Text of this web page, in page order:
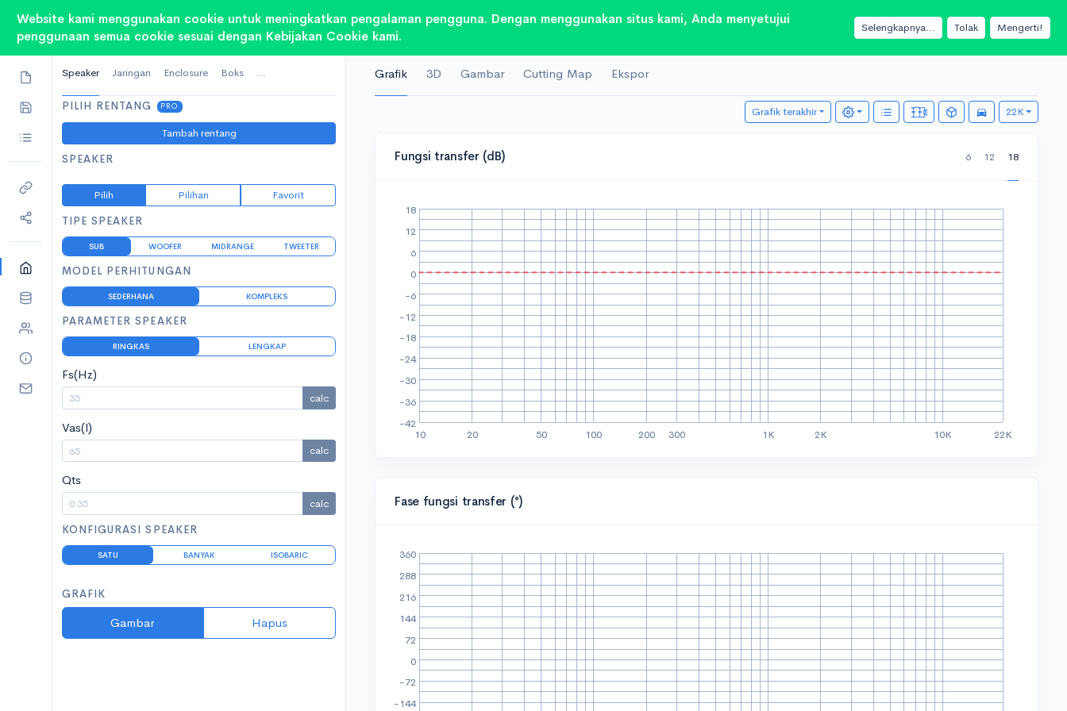
NAMA PROYEK
Proyek Baru
Speaker Jaringan Enclosure Boks ...
PILIH RENTANG PRO
Tambah rentang
SPEAKER
Pilih Pilihan
Favorit
TIPE SPEAKER
SUB WOOFER MIDRANGE TWEETER
MODEL PERHITUNGAN
SEDERHANA KOMPLEKS
PARAMETER SPEAKER
RINGKAS LENGKAP
Fs(Hz)
calc
Vas(l)
calc
Qts
calc
KONFIGURASI SPEAKER
SATU BANYAK ISOBARIC
GRAFIK
Gambar Hapus
Grafik 3D Gambar Cutting Map Ekspor
Grafik terakhir 22K
Fungsi transfer (dB) 6 12 18
Fase fungsi transfer (°)
Website kami menggunakan cookie untuk meningkatkan pengalaman pengguna. Dengan menggunakan situs kami, Anda menyetujui
penggunaan semua cookie sesuai dengan Kebijakan Cookie kami.
Selengkapnya... Tolak Mengerti!